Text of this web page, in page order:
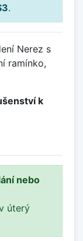
.
Nerez s
ramínko,
k
nebo
úterý